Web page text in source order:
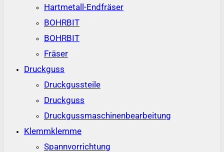
Hartmetall-Endfräser
BOHRBIT
BOHRBIT
Fräser
Druckguss
Druckgussteile
Druckguss
Druckgussmaschinenbearbeitung
Klemmklemme
Spannvorrichtung